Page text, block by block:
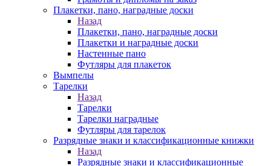
Плакетки, пано, наградные доски
Назад
Плакетки, пано, наградные доски
Плакетки и наградные доски
Настенные пано
Футляры для плакеток
Вымпелы
Тарелки
Назад
Тарелки
Тарелки наградные
Футляры для тарелок
Разрядные знаки и классификационные книжки
Назад
Разрядные знаки и классификационные